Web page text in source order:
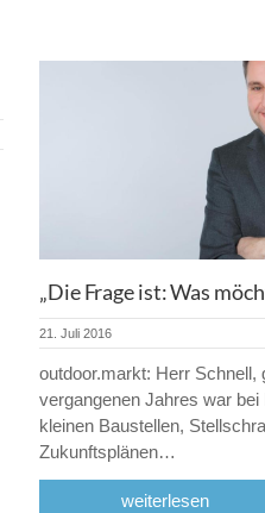
„Die Frage ist: Was
21. Juli 2016
outdoor.markt: Herr Schnell,
vergangenen Jahres war bei
kleinen Baustellen,
Zukunftsplänen…
weiterlesen